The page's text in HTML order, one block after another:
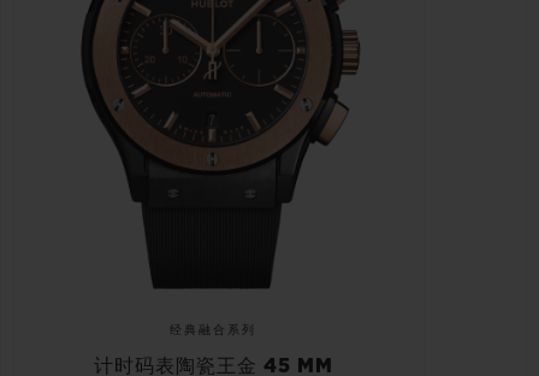
经典融合系列
计时码表陶瓷王金 45 MM